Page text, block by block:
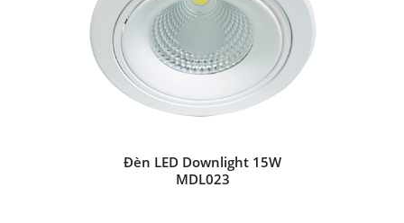
Đèn LED Downlight 15W
MDL023